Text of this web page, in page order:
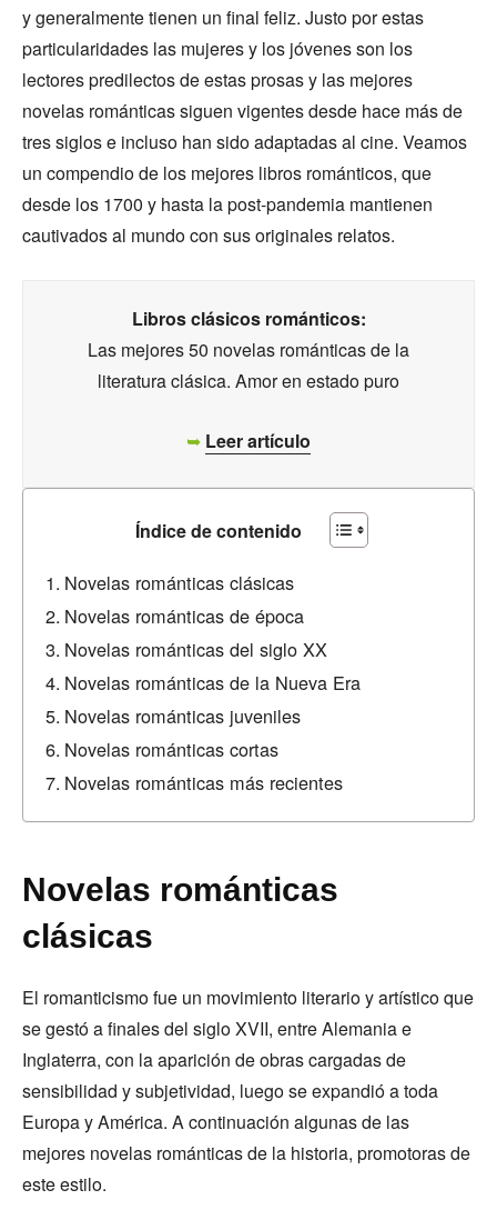
y generalmente tienen un final feliz. Justo por estas
particularidades las mujeres y los jóvenes son los
lectores predilectos de estas prosas y las mejores
novelas románticas siguen vigentes desde hace más de
tres siglos e incluso han sido adaptadas al cine. Veamos
un compendio de los mejores libros románticos, que
desde los 1700 y hasta la post-pandemia mantienen
cautivados al mundo con sus originales relatos.
Libros clásicos románticos:
Las mejores 50 novelas románticas de la
literatura clásica. Amor en estado puro
➥ Leer artículo
Índice de contenido
Novelas románticas clásicas
Novelas románticas de época
Novelas románticas del siglo XX
Novelas románticas de la Nueva Era
Novelas románticas juveniles
Novelas románticas cortas
Novelas románticas más recientes
Novelas románticas
clásicas
El romanticismo fue un movimiento literario y artístico que
se gestó a finales del siglo XVII, entre Alemania e
Inglaterra, con la aparición de obras cargadas de
sensibilidad y subjetividad, luego se expandió a toda
Europa y América. A continuación algunas de las
mejores novelas románticas de la historia, promotoras de
este estilo.